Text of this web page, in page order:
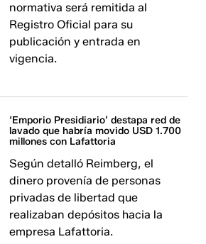
normativa será remitida al
Registro Oficial para su
publicación y entrada en
vigencia.
‘Emporio Presidiario’ destapa red de
lavado que habría movido USD 1.700
millones con Lafattoria
Según detalló Reimberg, el
dinero provenía de personas
privadas de libertad que
realizaban depósitos hacia la
empresa Lafattoria.